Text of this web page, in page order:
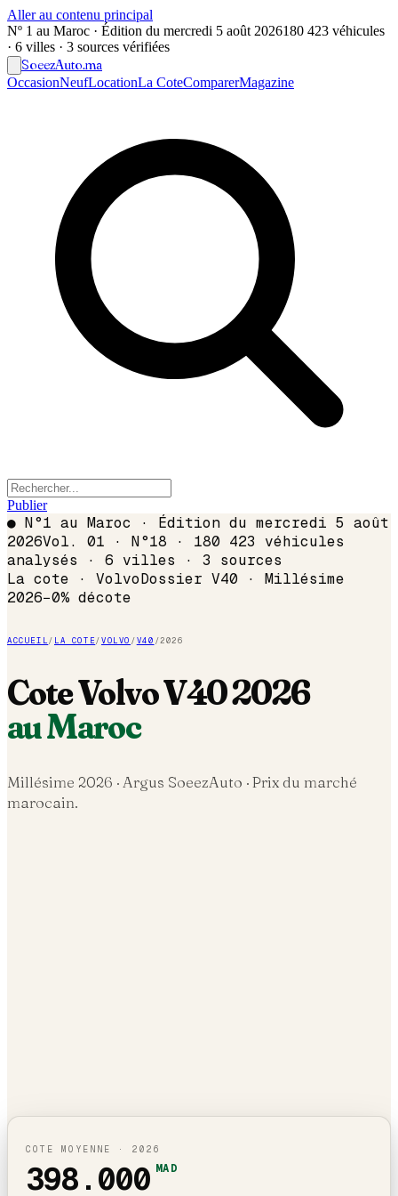
Aller au contenu principal
Nº 1 au Maroc · Édition du mercredi 5 août 2026180 423 véhicules
· 6 villes · 3 sources vérifiées
SoeezAuto.ma
OccasionNeufLocationLa CoteComparerMagazine
Publier
● N°1 au Maroc · Édition du mercredi 5 août
2026Vol. 01 · N°18 · 180 423 véhicules
analysés · 6 villes · 3 sources
La cote · VolvoDossier V40 · Millésime
2026−0% décote
ACCUEIL/ LA COTE/VOLVO /V40 /2026
CoteVolvoV402026
au Maroc
Millésime 2026 · Argus SoeezAuto · Prix du marché
marocain.
COTE MOYENNE · 2026
398.000 MAD